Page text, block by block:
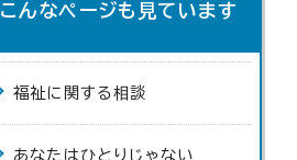
こんなページも見ています
福祉に関する相談
あなたはひとりじゃない